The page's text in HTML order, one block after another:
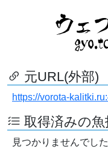
元URL(外部)
https://vorota-
取得済みの魚
見つかりませんでした